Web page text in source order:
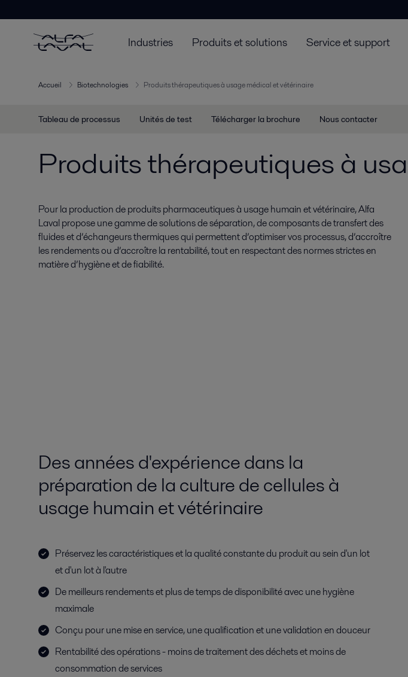
Industries Produits et solutions Service et support
Accueil Biotechnologies Produits thérapeutiques à usage médical et vétérinaire
Tableau de processus Unités de test Télécharger la brochure Nous contacter
Produits thérapeutiques à
Pour la production de produits pharmaceutiques à usage humain et vétérinaire, Alfa
Laval propose une gamme de solutions de séparation, de composants de transfert des
fluides et d’échangeurs thermiques qui permettent d’optimiser vos processus, d’accroître
les rendements ou d’accroître la rentabilité, tout en respectant des normes strictes en
matière d’hygiène et de fiabilité.
Des années d'expérience dans la
préparation de la culture de cellules à
usage humain et vétérinaire
Préservez les caractéristiques et la qualité constante du produit au sein d'un lot
et d'un lot à l'autre
De meilleurs rendements et plus de temps de disponibilité avec une hygiène
maximale
Conçu pour une mise en service, une qualification et une validation en douceur
Rentabilité des opérations - moins de traitement des déchets et moins de
consommation de services